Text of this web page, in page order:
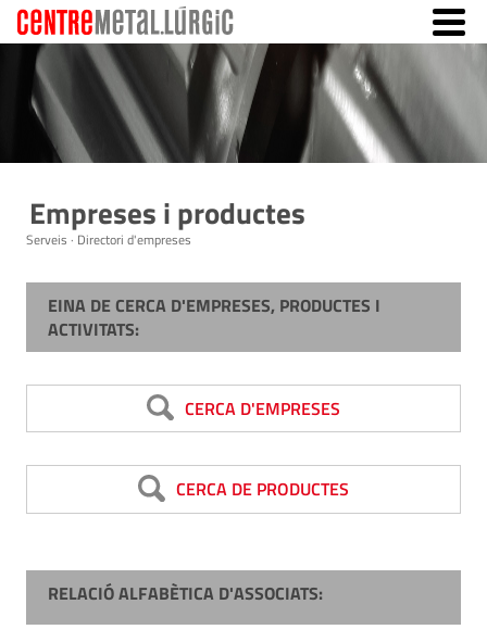
Empreses i productes
Serveis · Directori d'empreses
EINA DE CERCA D'EMPRESES, PRODUCTES I
ACTIVITATS:
CERCA D'EMPRESES
CERCA DE PRODUCTES
RELACIÓ ALFABÈTICA D'ASSOCIATS: